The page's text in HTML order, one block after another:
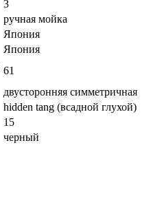
3
ручная мойка
Япония
Япония
61
двусторонняя симметричная
hidden tang (всадной глухой)
15
черный